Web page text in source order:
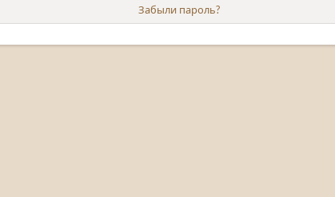
Забыли пароль?